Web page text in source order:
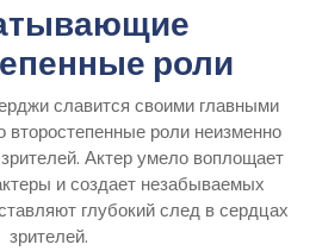
роли
славится своими главными
роли неизменно
Актер умело воплощает
и создает незабываемых
глубокий след в сердцах
зрителей.